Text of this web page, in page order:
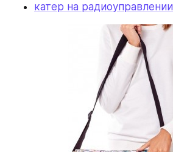
катер на радиоуправлении